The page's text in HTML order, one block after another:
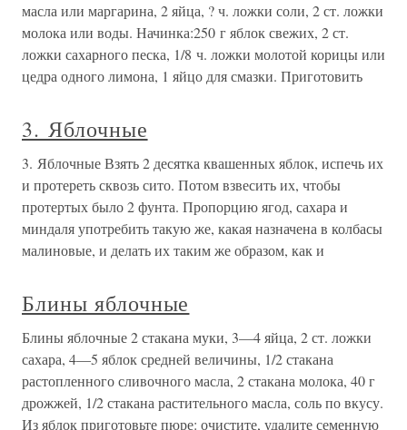
масла или маргарина, 2 яйца, ? ч. ложки соли, 2 ст. ложки
молока или воды. Начинка:250 г яблок свежих, 2 ст.
ложки сахарного песка, 1/8 ч. ложки молотой корицы или
цедра одного лимона, 1 яйцо для смазки. Приготовить
3. Яблочные
3. Яблочные Взять 2 десятка квашенных яблок, испечь их
и протереть сквозь сито. Потом взвесить их, чтобы
протертых было 2 фунта. Пропорцию ягод, сахара и
миндаля употребить такую же, какая назначена в колбасы
малиновые, и делать их таким же образом, как и
Блины яблочные
Блины яблочные 2 стакана муки, 3—4 яйца, 2 ст. ложки
сахара, 4—5 яблок средней величины, 1/2 стакана
растопленного сливочного масла, 2 стакана молока, 40 г
дрожжей, 1/2 стакана растительного масла, соль по вкусу.
Из яблок приготовьте пюре: очистите, удалите семенную